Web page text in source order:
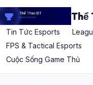
Thể
Tin Tức Esports
FPS & Tactical Esports
Cuộc Sống Game Thủ